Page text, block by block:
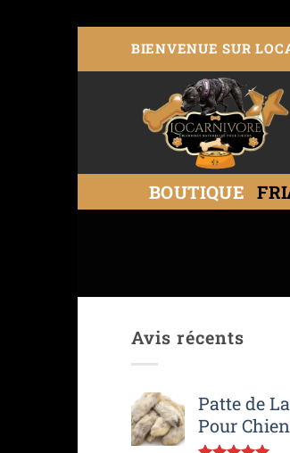
BIENVENUE SUR
BOUTIQUE
Avis récents
Patte de
Pour